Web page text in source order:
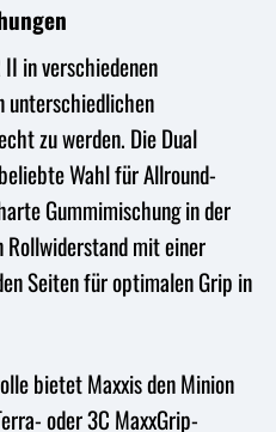
in verschiedenen
unterschiedlichen
zu werden. Die Dual
Wahl für Allround-
Gummimischung in der
mit einer
Seiten für optimalen Grip in
bietet Maxxis den Minion
oder 3C MaxxGrip-